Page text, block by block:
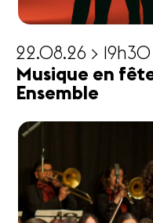
22.08.26 > 19h30
Musique en
Ensemble